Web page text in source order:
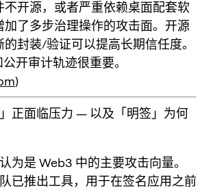
不开源，或者严重依赖桌面配套软
加了多步治理操作的攻击面。开源
封装/验证可以提高长期信任度。
开审计轨迹很重要。
)
正面临压力 — 以及「明签」为何
为是 Web3 中的主要攻击向量。
已推出工具，用于在签名应用之前